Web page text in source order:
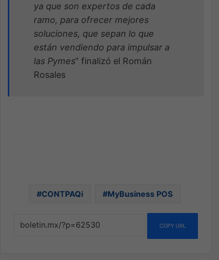
ya que son expertos de cada
ramo, para ofrecer mejores
soluciones, que sepan lo que
están vendiendo para impulsar a
las Pymes” finalizó el Román
Rosales
CONTPAQi MyBusiness POS
COPY URL